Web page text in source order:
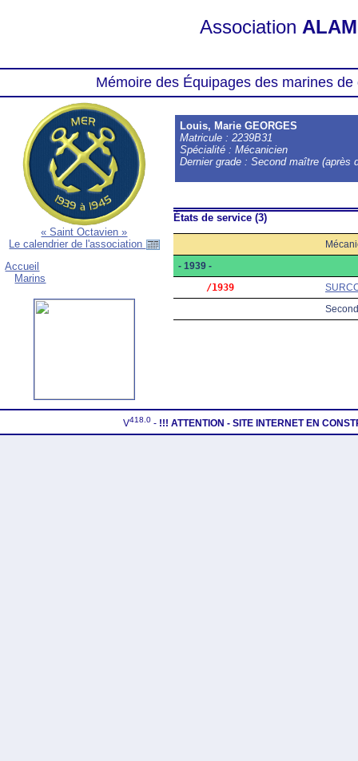
Association
Mémoire des Équipages des marines
« Saint Octavien »
Le calendrier de l'association
Accueil
Marins
Louis, Marie GEORGES
Matricule : 2239B31
Spécialité : Mécanicien
Dernier grade : Second maître (après
États de service (3)
- 1939 -
     /1939
V418.0 - !!! ATTENTION - SITE INTERNET EN